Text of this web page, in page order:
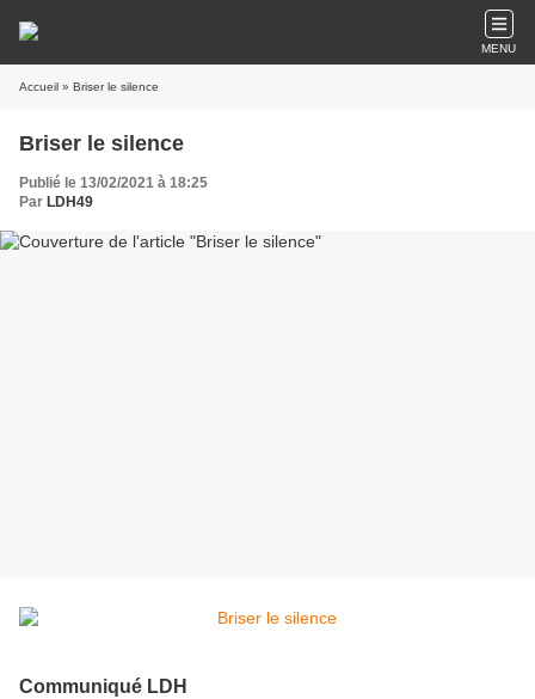
MENU
Accueil » Briser le silence
Briser le silence
Publié le 13/02/2021 à 18:25
Par LDH49
Communiqué LDH